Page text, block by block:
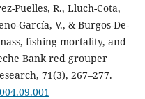
Puelles, R., Lluch-Cota,
García, V., & Burgos-De-
fishing mortality, and
Bank red grouper
71(3), 267–277.